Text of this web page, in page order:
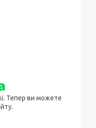
Тепер ви можете